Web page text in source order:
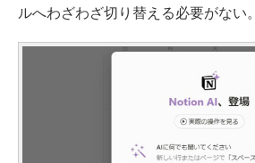
ルへわざわざ切り替える必要がない。